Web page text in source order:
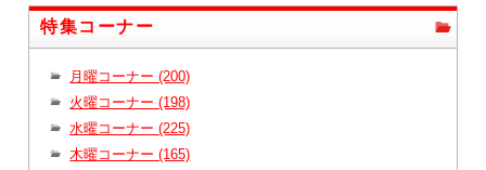
特集コーナー
月曜コーナー (200)
火曜コーナー (198)
水曜コーナー (225)
木曜コーナー (165)